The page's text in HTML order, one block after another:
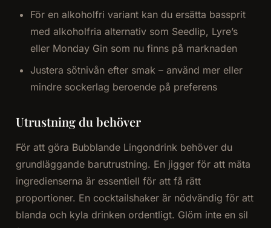
För en alkoholfri variant kan du ersätta bassprit
med alkoholfria alternativ som Seedlip, Lyre’s
eller Monday Gin som nu finns på marknaden
Justera sötnivån efter smak – använd mer eller
mindre sockerlag beroende på preferens
Utrustning du behöver
För att göra Bubblande Lingondrink behöver du
grundläggande barutrustning. En jigger för att mäta
ingredienserna är essentiell för att få rätt
proportioner. En cocktailshaker är nödvändig för att
blanda och kyla drinken ordentligt. Glöm inte en sil